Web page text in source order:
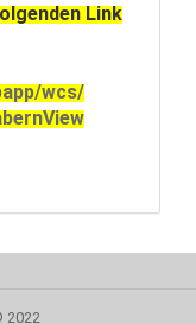
Link
wcs/
2022